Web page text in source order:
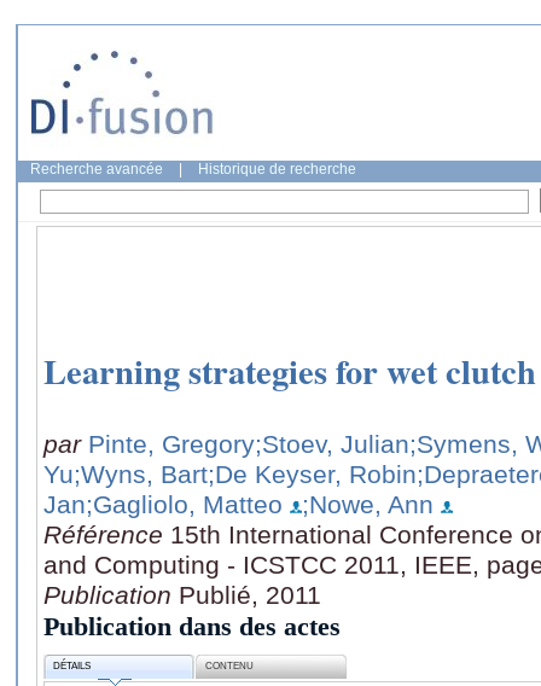
Recherche avancée Historique de recherche
Learning strategies for wet
par Pinte, Gregory;Stoev, Julian;Symens,
Yu;Wyns, Bart;De Keyser, Robin
Jan;Gagliolo, Matteo
;Nowe, Ann
Référence 15th International Conference
and Computing - ICSTCC 2011, IEEE,
Publication Publié, 2011
Publication dans des actes
DÉTAILS CONTENU